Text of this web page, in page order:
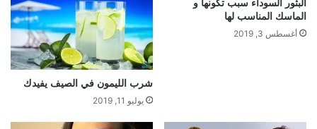
البثور السوداء سبب تكونها و
الماسك المناسب لها
أغسطس 3, 2019
شرب الليمون في الصيف يفيدك
يوليو 11, 2019